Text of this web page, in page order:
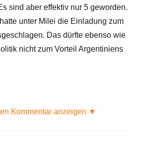
sind aber effektiv nur 5 geworden.
unter Milei die Einladung zum
Das dürfte ebenso wie
nicht zum Vorteil Argentiniens
Kommentar anzeigen ▼